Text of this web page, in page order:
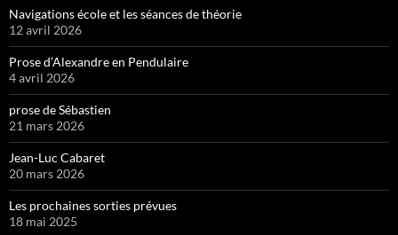
Navigations école et les séances de théorie
12 avril 2026
Prose d’Alexandre en Pendulaire
4 avril 2026
prose de Sébastien
21 mars 2026
Jean-Luc Cabaret
20 mars 2026
Les prochaines sorties prévues
18 mai 2025